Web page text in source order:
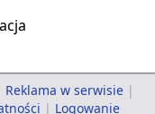
Reklama w serwisie |
| Logowanie